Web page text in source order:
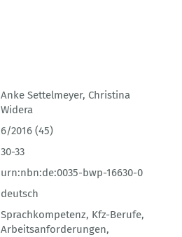
Anke Settelmeyer, Christina
Widera
6/2016 (45)
30-33
urn:nbn:de:0035-bwp-16630-0
deutsch
Sprachkompetenz, Kfz-Berufe,
Arbeitsanforderungen,